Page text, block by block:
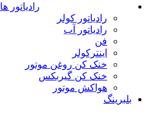
رادیاتور ها
رادیاتور کولر
رادیاتور آب
فن
اینترکولر
خنک کن روغن موتور
خنک کن گیربکس
هواکش موتور
بلبرینگ